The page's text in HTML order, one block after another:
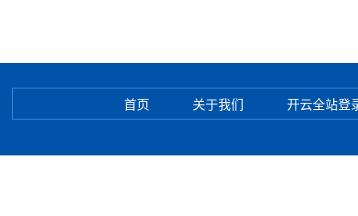
首页 关于我们 开云全站登